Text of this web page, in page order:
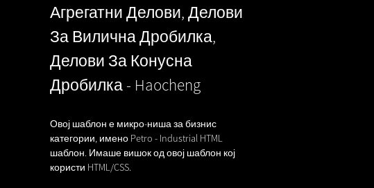
Овој шаблон е микро-ниша за бизнис
категории, имено Petro - Industrial HTML
шаблон. Имаше вишок од овој шаблон кој
користи HTML/CSS.
Напредна забна плоча и конусна